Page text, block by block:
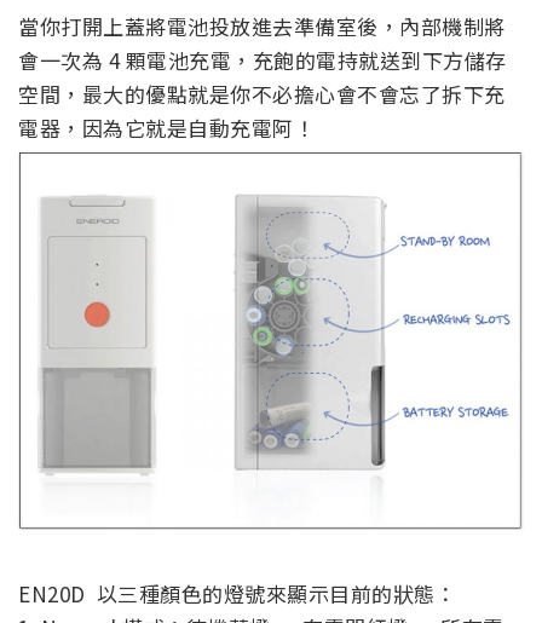
當你打開上蓋將電池投放進去準備室後，內部機制將
會一次為 4 顆電池充電，充飽的電持就送到下方儲存
空間，最大的優點就是你不必擔心會不會忘了拆下充
電器，因為它就是自動充電阿！
EN20D 以三種顏色的燈號來顯示目前的狀態：